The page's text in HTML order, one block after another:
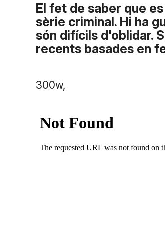
El fet de saber que
sèrie criminal. Hi ha
són difícils d'oblidar.
recents basades en
300w,